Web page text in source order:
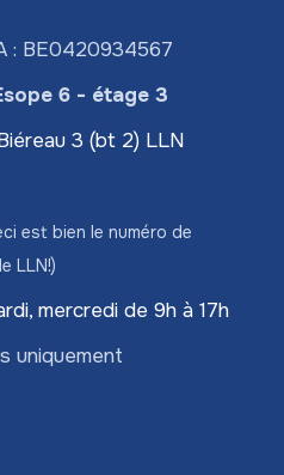
: BE0420934567
6 - étage 3
3 (bt 2) LLN
est bien le numéro de
LLN!)
mercredi de 9h à 17h
uniquement